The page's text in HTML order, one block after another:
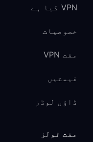
VPN کیا ہے
خصوصیات
مفت VPN
قیمتیں
ڈاؤن لوڈز
مفت ٹولز